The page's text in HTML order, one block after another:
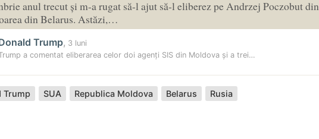
anul trecut și m-a rugat să-l ajut să-l eliberez pe Andrzej Poczobut din
din Belarus. Astăzi,…
Trump, 3 luni
a comentat eliberarea celor doi agenți SIS din Moldova și a trei…
Trump SUA Republica Moldova Belarus Rusia